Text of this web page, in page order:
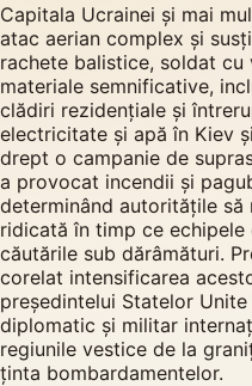
Capitala Ucrainei și mai
atac aerian complex și
rachete balistice, soldat
materiale semnificative,
clădiri rezidențiale și
electricitate și apă în Kiev
drept o campanie de
a provocat incendii și
determinând autoritățile să
ridicată în timp ce
căutările sub dărâmături.
corelat intensificarea
președintelui Statelor
diplomatic și militar
regiunile vestice de la
ținta bombardamentelor.